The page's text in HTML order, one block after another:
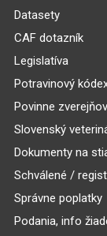
Datasety
CAF dotazník
Legislatíva
Potravinový
Povinne
Slovenský
Dokumenty na
Schválené /
Správne poplatky
Podania, info